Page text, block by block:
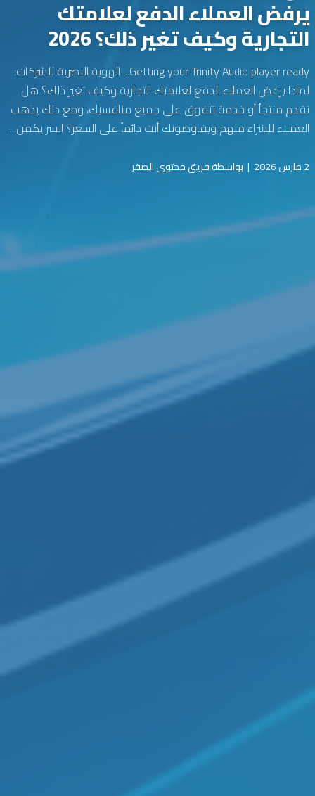
يرفض العملاء الدفع لعلامتك
التجارية وكيف تغير ذلك؟ 2026
Getting your Trinity Audio player ready... الهوية البصرية للشركات:
لماذا يرفض العملاء الدفع لعلامتك التجارية وكيف تغير ذلك؟ هل
تقدم منتجاً أو خدمة تتفوق على جميع منافسيك، ومع ذلك يذهب
العملاء للشراء منهم ويفاوضونك أنت دائماً على السعر؟ السر يكمن...
2 مارس 2026 | بواسطة فريق محتوى الصقر